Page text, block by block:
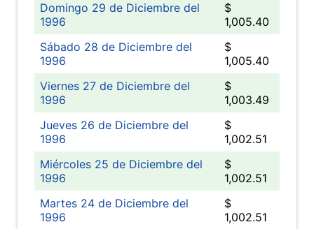
Domingo 29 de Diciembre del
1996
$
1,005.40
Sábado 28 de Diciembre del
1996
$
1,005.40
Viernes 27 de Diciembre del
1996
$
1,003.49
Jueves 26 de Diciembre del
1996
$
1,002.51
Miércoles 25 de Diciembre del
1996
$
1,002.51
Martes 24 de Diciembre del
1996
$
1,002.51